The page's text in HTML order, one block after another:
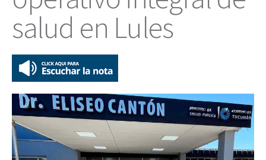
salud en Lules